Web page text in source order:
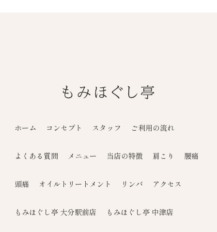
ホーム コンセプト スタッフ ご利用の流れ
よくある質問 メニュー 当店の特徴 肩こり 腰痛
頭痛 オイルトリートメント リンパ アクセス
もみほぐし亭 大分駅前店 もみほぐし亭 中津店